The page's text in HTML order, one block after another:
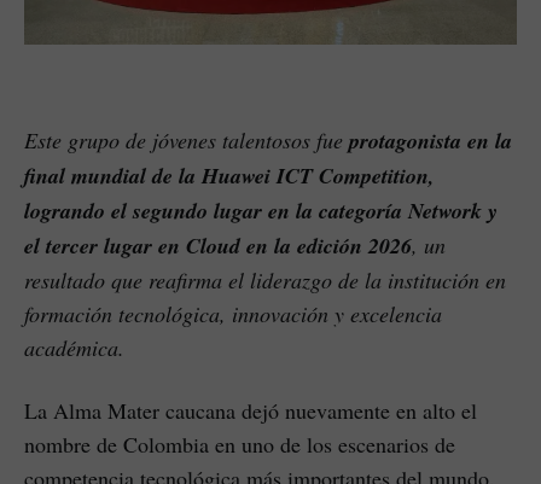
Este grupo de jóvenes talentosos fue protagonista en la
final mundial de la Huawei ICT Competition,
logrando el segundo lugar en la categoría Network y
el tercer lugar en Cloud en la edición 2026, un
resultado que reafirma el liderazgo de la institución en
formación tecnológica, innovación y excelencia
académica.
La Alma Mater caucana dejó nuevamente en alto el
nombre de Colombia en uno de los escenarios de
competencia tecnológica más importantes del mundo.